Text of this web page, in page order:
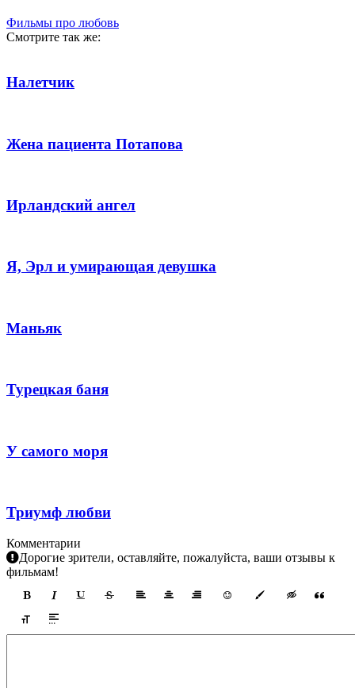
Фильмы про любовь
Смотрите так же:
Налетчик
Жена пациента Потапова
Ирландский ангел
Я, Эрл и умирающая девушка
Маньяк
Турецкая баня
У самого моря
Триумф любви
Комментарии
Дорогие зрители, оставляйте, пожалуйста, ваши отзывы к
фильмам!